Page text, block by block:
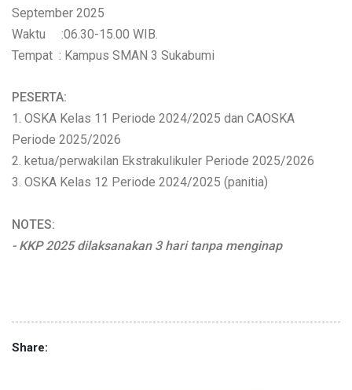
September 2025
Waktu :06.30-15.00 WIB.
Tempat : Kampus SMAN 3 Sukabumi
PESERTA:
1. OSKA Kelas 11 Periode 2024/2025 dan CAOSKA
Periode 2025/2026
2. ketua/perwakilan Ekstrakulikuler Periode 2025/2026
3. OSKA Kelas 12 Periode 2024/2025 (panitia)
NOTES:
- KKP 2025 dilaksanakan 3 hari tanpa menginap
Share: